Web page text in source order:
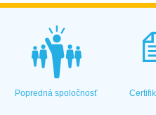
Popredná spoločnosť